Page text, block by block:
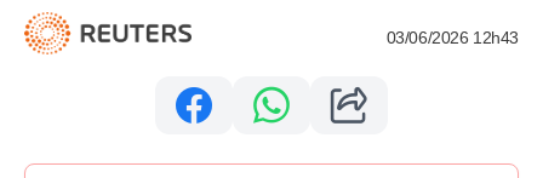
03/06/2026 12h43